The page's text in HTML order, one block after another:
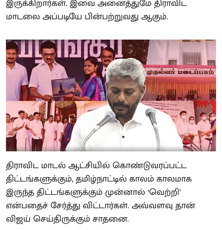
இருக்கிறார்கள். இவை அனைத்துமே திராவிட
மாடலை அப்படியே பின்பற்றுவது ஆகும்.
திராவிட மாடல் ஆட்சியில் கொண்டுவரப்பட்ட
திட்டங்களுக்கும், தமிழ்நாட்டில் காலம் காலமாக
இருந்த திட்டங்களுக்கும் முன்னால் ‘வெற்றி’
என்பதைச் சேர்த்து விட்டார்கள். அவ்வளவு தான்
விஜய் செய்திருக்கும் சாதனை.